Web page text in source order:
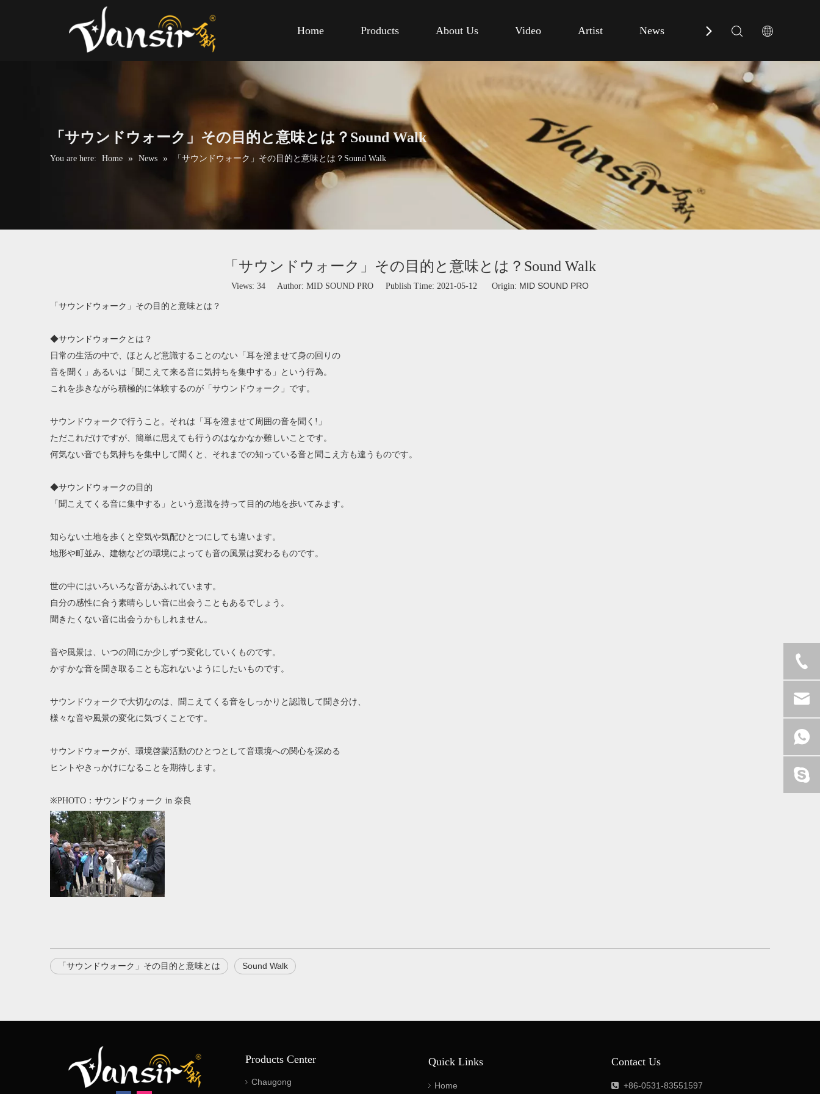
Home Products About Us Video Artist News Contact Us
「サウンドウォーク」その目的と意味とは？Sound Walk
You are here: Home » News » 「サウンドウォーク」その目的と意味とは？Sound Walk
「サウンドウォーク」その目的と意味とは？Sound Walk
Views: 34 Author: MID SOUND PRO Publish Time: 2021-05-12 Origin: MID SOUND PRO
「サウンドウォーク」その目的と意味とは？
◆サウンドウォークとは？
日常の生活の中で、ほとんど意識することのない「耳を澄ませて身の回りの
音を聞く」あるいは「聞こえて来る音に気持ちを集中する」という行為。
これを歩きながら積極的に体験するのが「サウンドウォーク」です。
サウンドウォークで行うこと。それは「耳を澄ませて周囲の音を聞く!」
ただこれだけですが、簡単に思えても行うのはなかなか難しいことです。
何気ない音でも気持ちを集中して聞くと、それまでの知っている音と聞こえ方も違うものです。
◆サウンドウォークの目的
「聞こえてくる音に集中する」という意識を持って目的の地を歩いてみます。
知らない土地を歩くと空気や気配ひとつにしても違います。
地形や町並み、建物などの環境によっても音の風景は変わるものです。
世の中にはいろいろな音があふれています。
自分の感性に合う素晴らしい音に出会うこともあるでしょう。
聞きたくない音に出会うかもしれません。
音や風景は、いつの間にか少しずつ変化していくものです。
かすかな音を聞き取ることも忘れないようにしたいものです。
サウンドウォークで大切なのは、聞こえてくる音をしっかりと認識して聞き分け、
様々な音や風景の変化に気づくことです。
サウンドウォークが、環境啓蒙活動のひとつとして音環境への関心を深める
ヒントやきっかけになることを期待します。
※PHOTO：サウンドウォーク in 奈良
「サウンドウォーク」その目的と意味とは Sound Walk
Products Center
Chaugong
Quick Links
Home
Contact Us
 +86-0531-83551597